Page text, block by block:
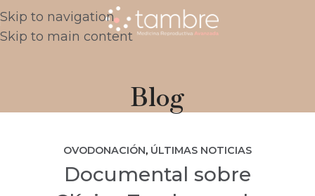
Skip to navigation
Skip to main content
Blog
OVODONACIÓN, ÚLTIMAS NOTICIAS
Documental sobre